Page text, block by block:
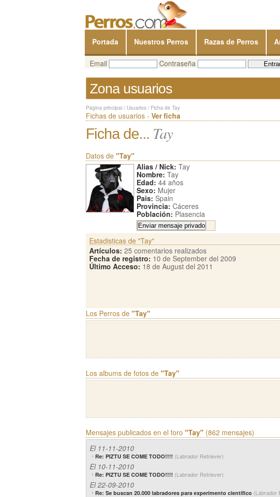
Portada Nuestros Perros Razas de Perros
Email Contraseña
Zona usuarios
Página principal / Usuarios / Ficha de Tay
Fichas de usuarios - Ver ficha
Ficha de... Tay
Datos de "Tay"
Alias / Nick: Tay
Nombre: Tay
Edad: 44 años
Sexo: Mujer
Pais: Spain
Provincia: Cáceres
Población: Plasencia
Estadisticas de "Tay"
Artículos: 25 comentarios realizados
Fecha de registro: 10 de September del 2009
Último Acceso: 18 de August del 2011
Los Perros de "Tay"
Los albums de fotos de "Tay"
Mensajes publicados en el foro "Tay" (862 mensajes)
El 11-11-2010
Re: PIZTU SE COME TODO!!!! (Labrador Retriever)
El 10-11-2010
Re: PIZTU SE COME TODO!!!! (Labrador Retriever)
El 22-09-2010
Re: Se buscan 20.000 labradores para experimento científico (Labrador